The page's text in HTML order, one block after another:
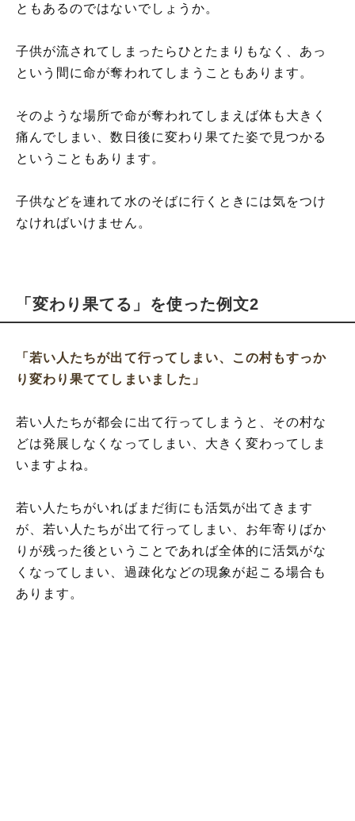
ともあるのではないでしょうか。
子供が流されてしまったらひとたまりもなく、あっ
という間に命が奪われてしまうこともあります。
そのような場所で命が奪われてしまえば体も大きく
痛んでしまい、数日後に変わり果てた姿で見つかる
ということもあります。
子供などを連れて水のそばに行くときには気をつけ
なければいけません。
「変わり果てる」を使った例文2
「若い人たちが出て行ってしまい、この村もすっか
り変わり果ててしまいました」
若い人たちが都会に出て行ってしまうと、その村な
どは発展しなくなってしまい、大きく変わってしま
いますよね。
若い人たちがいればまだ街にも活気が出てきます
が、若い人たちが出て行ってしまい、お年寄りばか
りが残った後ということであれば全体的に活気がな
くなってしまい、過疎化などの現象が起こる場合も
あります。